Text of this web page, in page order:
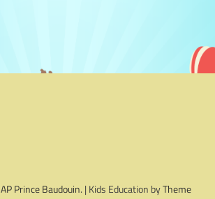
AP Prince Baudouin. | Kids Education byTheme